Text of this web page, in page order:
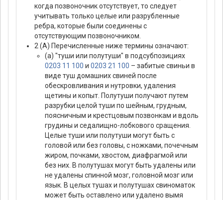
когда позвоночник отсутствует, то следует
учитывать только целые или разрубленные
ребра, которые были соединены с
отсутствующим позвоночником.
2 (А) Перечисленные ниже термины означают:
(а) "туши или полутуши" в подсубпозициях
0203 11 100 и 0203 21 100 – забитые свиньи в
виде туш домашних свиней после
обескровливания и нутровки, удаления
щетины и копыт. Полутуши получают путем
разрубки целой туши по шейным, грудным,
поясничным и крестцовым позвонкам и вдоль
грудины и седалищно-лобкового сращения.
Целые туши или полутуши могут быть с
головой или без головы, с ножками, почечным
жиром, почками, хвостом, диафрагмой или
без них. В полутушах могут быть удалены или
не удалены спинной мозг, головной мозг или
язык. В целых тушах и полутушах свиноматок
может быть оставлено или удалено вымя